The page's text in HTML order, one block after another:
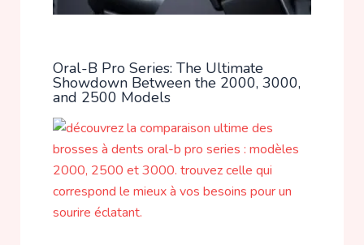
Oral-B Pro Series: The Ultimate
Showdown Between the 2000, 3000,
and 2500 Models